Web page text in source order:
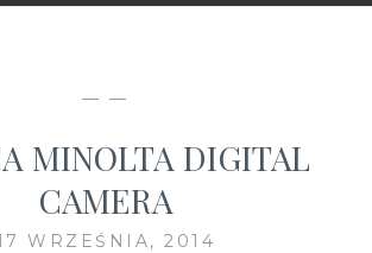
— —
MINOLTA DIGITAL
CAMERA
WRZEŚNIA, 2014